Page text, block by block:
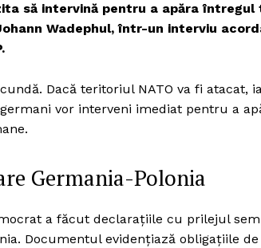
Un proiect
FREEDOM HOUSE
să intervină pentru a apăra
Wadephul, într-un interviu
Dacă teritoriul NATO va fi atacat,
vor interveni imediat pentru a
Germania-Polonia
a făcut declarațiile cu prilejul
Documentul evidențiază obligațiile